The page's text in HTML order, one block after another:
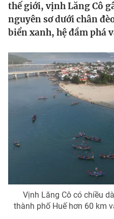
Thế giới
Tin tức
Thế giới đó đây
Câu chuyện quốc tế
Tài chính
Góc doanh nghiệp
Dữ liệu và đời sống
Truyền hình
Phim VTV
Hậu trường
Khán giả
Giải sao mai
Du lịch
Làm đẹp
Giáo dục
Tuyển sinh
thế giới, vịnh Lăng Cô
nguyên sơ dưới chân
biển xanh, hệ đầm phá
Vịnh Lăng Cô có chiều
thành phố Huế hơn 60 km